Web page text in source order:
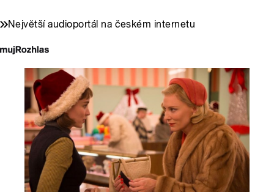
Největší audioportál na českém internetu